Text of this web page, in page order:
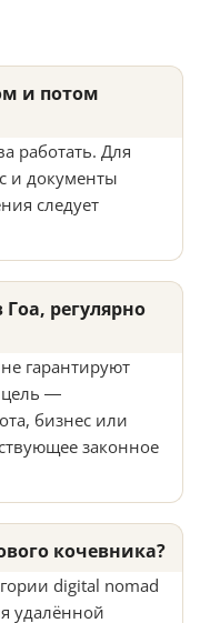
и потом
работать. Для
и документы
следует
регулярно
гарантируют
цель —
бизнес или
законное
кочевника?
digital nomad
удалённой